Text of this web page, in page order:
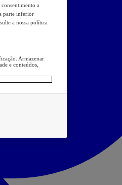
a
parte inferior
a nossa política
Armazenar
e conteúdos,